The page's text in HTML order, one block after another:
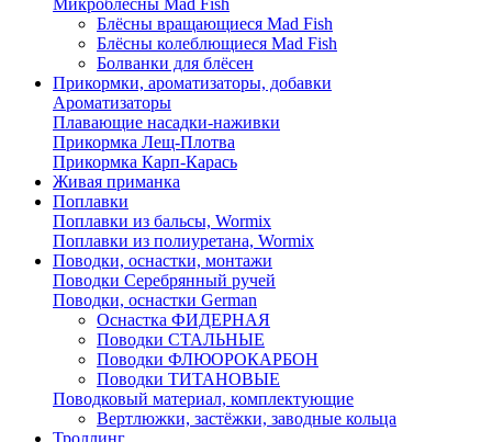
Микроблёсны Mad Fish
Блёсны вращающиеся Mad Fish
Блёсны колеблющиеся Mad Fish
Болванки для блёсен
Прикормки, ароматизаторы, добавки
Ароматизаторы
Плавающие насадки-наживки
Прикормка Лещ-Плотва
Прикормка Карп-Карась
Живая приманка
Поплавки
Поплавки из бальсы, Wormix
Поплавки из полиуретана, Wormix
Поводки, оснастки, монтажи
Поводки Серебрянный ручей
Поводки, оснастки German
Оснастка ФИДЕРНАЯ
Поводки СТАЛЬНЫЕ
Поводки ФЛЮОРОКАРБОН
Поводки ТИТАНОВЫЕ
Поводковый материал, комплектующие
Вертлюжки, застёжки, заводные кольца
Троллинг